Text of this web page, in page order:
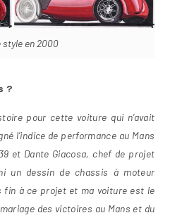
style en 2000
?
pour cette voiture qui n’avait
l’indice de performance au Mans
et Dante Giacosa, chef de projet
un dessin de chassis à moteur
fin à ce projet et ma voiture est le
des victoires au Mans et du